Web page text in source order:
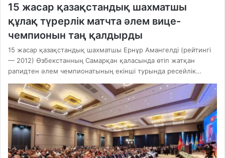
15 жасар қазақстандық шахматшы
құлақ түрерлік матчта әлем вице-
чемпионын таң қалдырды
15 жасар қазақстандық шахматшы Ернұр Амангелді (рейтингі
— 2012) Өзбекстанның Самарқан қаласында өтіп жатқан
рапидтен әлем чемпионатының екінші турында ресейлік…